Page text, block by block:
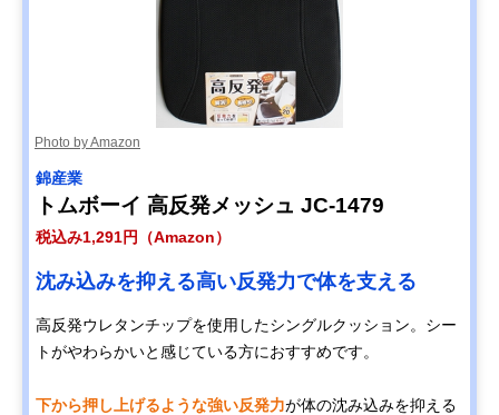
Photo by Amazon
錦産業
トムボーイ 高反発メッシュ JC-1479
税込み1,291円（Amazon）
沈み込みを抑える高い反発力で体を支える
高反発ウレタンチップを使用したシングルクッション。シー
トがやわらかいと感じている方におすすめです。
下から押し上げるような強い反発力が体の沈み込みを抑える